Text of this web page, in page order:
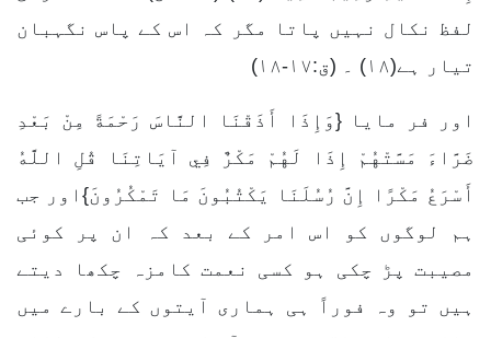
لفظ نکال نہیں پاتا مگر کہ اس کے پاس نگہبان
تیار ہے(۱۸) ۔ (ق:۱۷-۱۸)
اور فر مایا {وَإِذَا أَذَقْنَا النَّاسَ رَحْمَةً مِنْ بَعْدِ
ضَرَّاءَ مَسَّتْهُمْ إِذَا لَهُمْ مَكْرٌ فِي آيَاتِنَا قُلِ اللَّهُ
أَسْرَعُ مَكْرًا إِنَّ رُسُلَنَا يَكْتُبُونَ مَا تَمْكُرُونَ}اور جب
ہم لوگوں کو اس امر کے بعد کہ ان پر کوئی
مصیبت پڑ چکی ہو کسی نعمت کامزہ چکھا دیتے
ہیں تو وہ فوراً ہی ہماری آیتوں کے بارے میں